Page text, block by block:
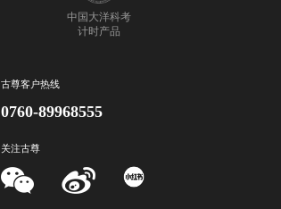
中国大洋科考
计时产品
古尊客户热线
0760-89968555
关注古尊